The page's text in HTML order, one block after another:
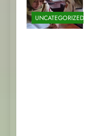
UNCATEGORIZED